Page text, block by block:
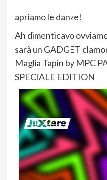
apriamo le danze!
Ah dimenticavo
sarà un GADGET
Maglia Tapin by MPC
SPECIALE EDITION